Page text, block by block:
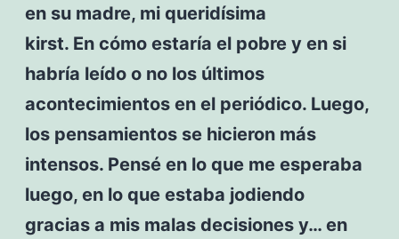
en su madre, mi queridísima
kirst. En cómo estaría el pobre y en si
habría leído o no los últimos
acontecimientos en el periódico. Luego,
los pensamientos se hicieron más
intensos. Pensé en lo que me esperaba
luego, en lo que estaba jodiendo
gracias a mis malas decisiones y… en